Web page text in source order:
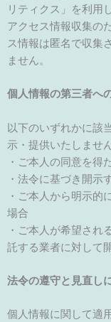
リティクス」を利用
アクセス情報収集の
ス情報は匿名で収集
ません。
個人情報の第三者へ
以下のいずれかに該
示・提供いたしません
・ご本人の同意を得
・法令に基づき開示
・ご本人から明示的
場合
・ご本人が希望され
託する業者に対して
法令の遵守と見直し
個人情報に関して適